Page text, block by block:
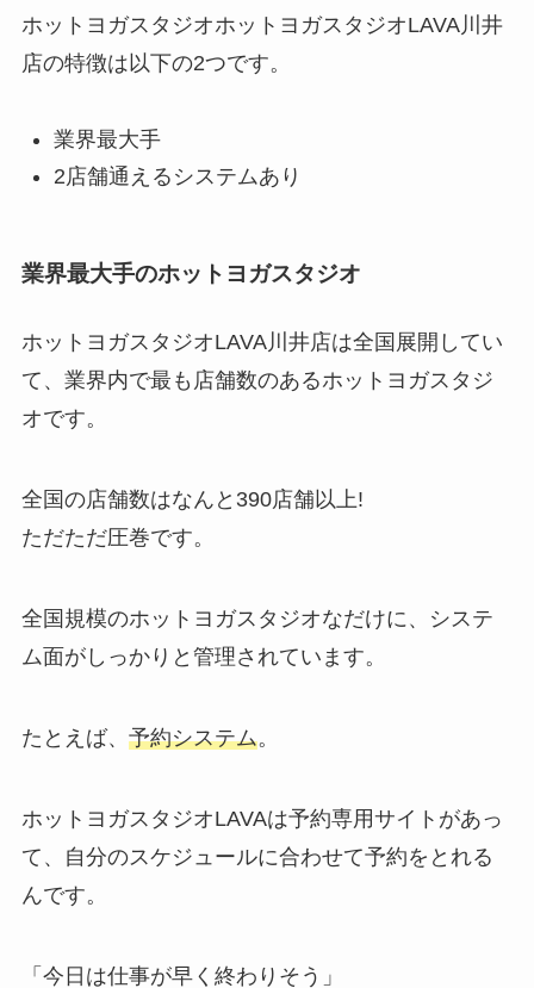
ホットヨガスタジオホットヨガスタジオLAVA川井
店の特徴は以下の2つです。
業界最大手
2店舗通えるシステムあり
業界最大手のホットヨガスタジオ
ホットヨガスタジオLAVA川井店は全国展開してい
て、業界内で最も店舗数のあるホットヨガスタジ
オです。
全国の店舗数はなんと 390店舗以上!
ただただ圧巻です。
全国規模のホットヨガスタジオなだけに、システ
ム面がしっかりと管理されています。
たとえば、 予約システム。
ホットヨガスタジオLAVAは予約専用サイトがあっ
て、自分のスケジュールに合わせて予約をとれる
んです。
「今日は仕事が早く終わりそう」